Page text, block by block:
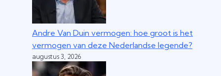
Andre Van Duin vermogen: hoe groot is het
vermogen van deze Nederlandse legende?
augustus 3, 2026